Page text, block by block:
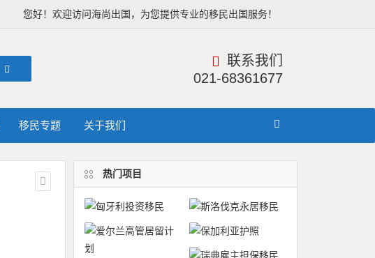
您好！欢迎访问海尚出国，为您提供专业的移民出国服务！
联系我们
021-68361677
移民专题 关于我们
热门项目